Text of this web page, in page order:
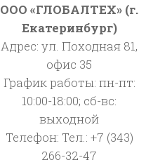
ООО «ГЛОБАЛТЕХ» (г.
Екатеринбург)
Адрес: ул. Походная 81,
офис 35
График работы: пн-пт:
10:00-18:00; сб-вс:
выходной
Телефон: Тел.: +7 (343)
266-32-47